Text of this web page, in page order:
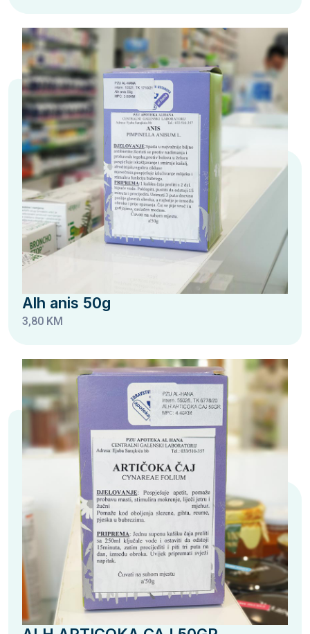
Alh anis 50g
3,80 KM